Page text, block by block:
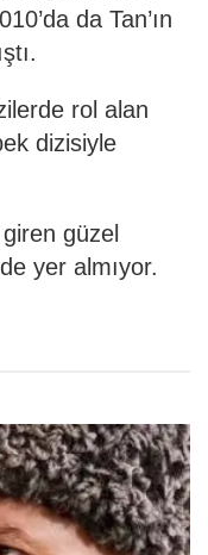
da Tan’ın
rol alan
dizisiyle
güzel
yer almıyor.